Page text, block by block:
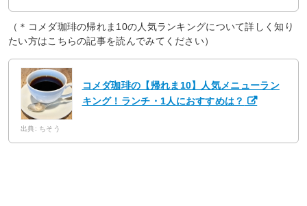
（＊コメダ珈琲の帰れま10の人気ランキングについて詳しく知り
たい方はこちらの記事を読んでみてください）
コメダ珈琲の【帰れま10】人気メニューラン
キング！ランチ・1人におすすめは？
出典: ちそう